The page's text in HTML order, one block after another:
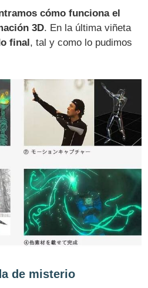
cómo funciona el
3D. En la última viñeta
final, tal y como lo pudimos
de misterio